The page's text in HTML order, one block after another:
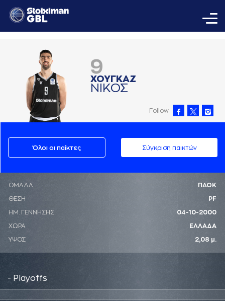
9
ΧΟΥΓΚAΖ
ΝΙΚΟΣ
Follow
Όλοι οι παίκτες Σύγκριση παικτών
ΟΜΑΔΑ ΠΑΟΚ
ΘΕΣΗ PF
ΗΜ. ΓΕΝΝΗΣΗΣ 04-10-2000
ΧΩΡΑ ΕΛΛΑΔΑ
ΥΨΟΣ 2,08 μ.
- Playoffs